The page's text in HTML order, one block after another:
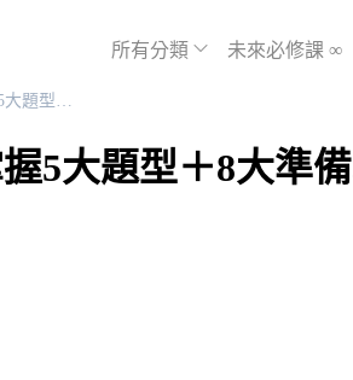
所有分類 未來必修課 ∞
會考國文指南：掌握5大題型＋8大準備心法，穩拿高分沒煩惱！
5大題型＋8大準